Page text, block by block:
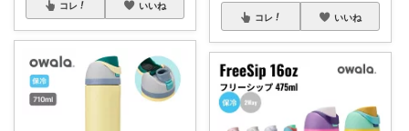
コレ いいね
コレ いいね